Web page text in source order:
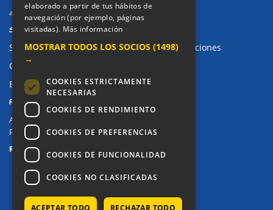
alkor@colegioalkor.com
SUGERENCIAS Y CANAL DE DENUNCIAS
Sugerencias, Quejas, Reclamaciones y Felicitaciones
Canal de denuncias
Buzón denuncia drogas CM
PRIVACIDAD
Aviso legal / Política de privacidad
Política de Cookies
REDES SOCIALES
elaborado a partir de tus hábitos de
navegación (por ejemplo, páginas
visitadas). Más información
MOSTRAR TODOS LOS SOCIOS (1498)
→
COOKIES ESTRICTAMENTE
NECESARIAS
COOKIES DE RENDIMIENTO
COOKIES DE PREFERENCIAS
COOKIES DE FUNCIONALIDAD
COOKIES NO CLASIFICADAS
ACEPTAR TODO RECHAZAR TODO